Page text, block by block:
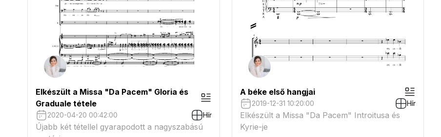
Elkészült a Missa "Da Pacem" Gloria és
Graduale tétele
2020-04-20 00:42:00 Hír
Újabb két tétellel gyarapodott a nagyszabású
A béke első hangjai
2019-12-31 10:20:00 Hír
Elkészült a Missa "Da Pacem" Introitusa és
Kyrie-je